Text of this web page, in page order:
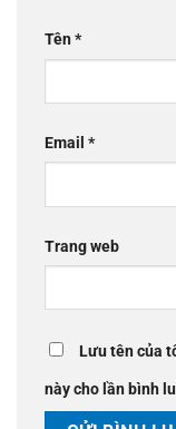
Tên*
Email *
Trang web
Lưu tên của
này cho lần bình